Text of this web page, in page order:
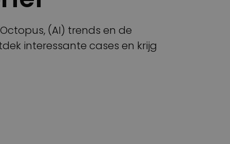
(AI) trends en de
interessante cases en krijg